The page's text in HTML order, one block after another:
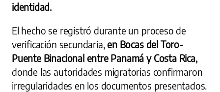
identidad.
El hecho se registró durante un proceso de
verificación secundaria, en Bocas del Toro-
Puente Binacional entre Panamá y Costa Rica,
donde las autoridades migratorias confirmaron
irregularidades en los documentos presentados.